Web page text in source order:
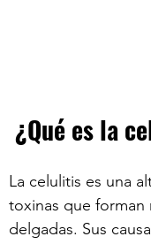
¿Qué es la
La celulitis es una
toxinas que forman
delgadas. Sus